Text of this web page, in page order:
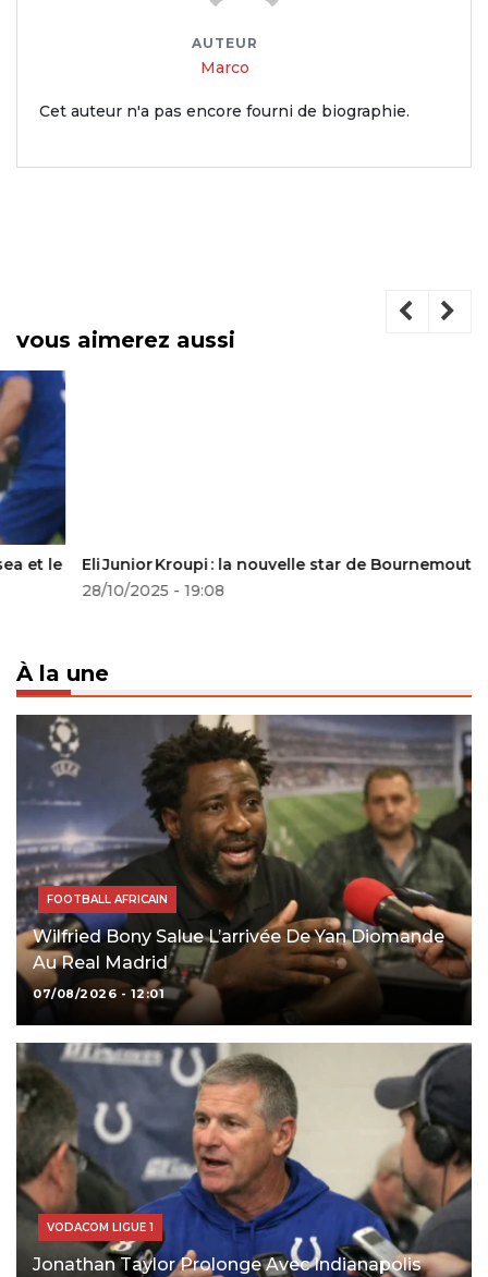
AUTEUR
Marco
Cet auteur n'a pas encore fourni de biographie.
vous aimerez aussi
Eli Junior Kroupi : la nouvelle star de Bournemouth
28/10/2025 - 19:08
À la une
FOOTBALL AFRICAIN
Wilfried Bony Salue L’arrivée De Yan Diomande
Au Real Madrid
07/08/2026 - 12:01
VODACOM LIGUE 1
Jonathan Taylor Prolonge Avec Indianapolis